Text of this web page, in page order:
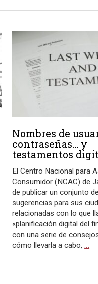
Nombres de
contraseñas… y
testamentos
El Centro Nacional para
Consumidor (NCAC) de
de publicar un conjunto de
sugerencias para sus
relacionadas con lo que
«planificación digital del
con una serie de
cómo llevarla a cabo,…